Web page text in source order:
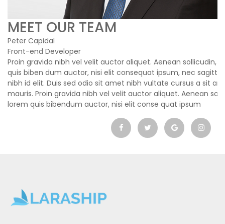
MEET OUR TEAM
Peter Capidal
Front-end Developer
Proin gravida nibh vel velit auctor aliquet. Aenean sollicudin,
quis biben dum auctor, nisi elit consequat ipsum, nec sagittis
nibh id elit. Duis sed odio sit amet nibh vultate cursus a sit
mauris. Proin gravida nibh vel velit auctor aliquet. Aenean
lorem quis bibendum auctor, nisi elit conse quat ipsum
auctor aliquet. Aenean sollicudin, lorem
nisi elit consequat ipsum, nec sagittis sem
sit amet nibh vultate cursus a sit amet
vel velit auctor aliquet. Aenean sollicudin,
nisi elit conse quat ipsum
Proin gravida
quis biben dum
nibh id elit. Duis
mauris. Proin
lorem quis